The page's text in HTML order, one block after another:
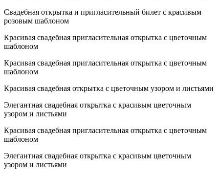
Свадебная открытка и пригласительный билет с красивым
розовым шаблоном
Красивая свадебная пригласительная открытка с цветочным
шаблоном
Красивая свадебная пригласительная открытка с цветочным
шаблоном
Красивая свадебная открытка с цветочным узором и листьями
Элегантная свадебная открытка с красивым цветочным
узором и листьями
Красивая свадебная пригласительная открытка с цветочным
шаблоном
Элегантная свадебная открытка с красивым цветочным
узором и листьями